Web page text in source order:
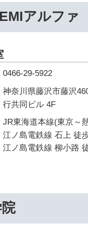
アルファ
0466-29-5922
神奈川県藤沢市藤沢
行共同ビル 4F
JR東海道本線(東京～
江ノ島電鉄線 石上 徒
江ノ島電鉄線 柳小路